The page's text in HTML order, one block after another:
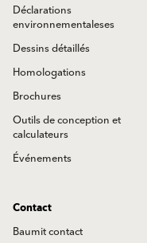
Déclarations
environnementaleses
Dessins détaillés
Homologations
Brochures
Outils de conception et
calculateurs
Événements
Contact
Baumit contact